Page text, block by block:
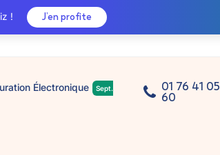
! J’en profite
Électronique
Sept.
01 76 41 05
60